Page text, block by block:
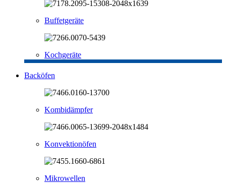
Buffetgeräte
Kochgeräte
Backöfen
Kombidämpfer
Konvektionöfen
Mikrowellen